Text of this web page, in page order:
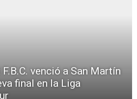
venció a San Martín
final en la Liga